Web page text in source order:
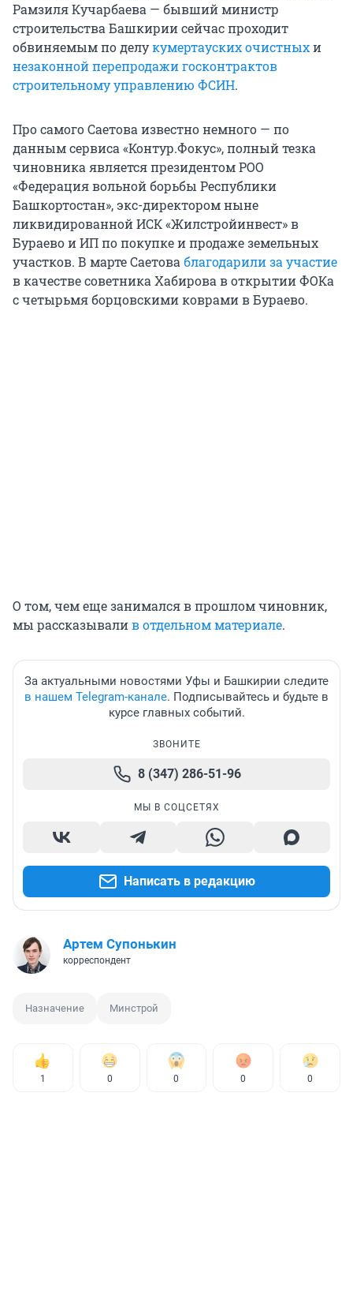
Рамзиля Кучарбаева — бывший министр
строительства Башкирии сейчас проходит
обвиняемым по делукумертауских очистныхи
незаконной перепродажи госконтрактов
строительному управлению ФСИН.
Про самого Саетова известно немного — по
данным сервиса «Контур.Фокус», полный тезка
чиновника является президентом РОО
«Федерация вольной борьбы Республики
Башкортостан», экс-директором ныне
ликвидированной ИСК «Жилстройинвест» в
Бураево и ИП по покупке и продаже земельных
участков. В марте Саетоваблагодарили за участие
в качестве советника Хабирова в открытии ФОКа
с четырьмя борцовскими коврами в Бураево.
О том, чем еще занимался в прошлом чиновник,
мы рассказывалив отдельном материале.
За актуальными новостями Уфы и Башкирии следите
в нашем Telegram-канале. Подписывайтесь и будьте в
курсе главных событий.
ЗВОНИТЕ
8 (347) 286-51-96
МЫ В СОЦСЕТЯХ
Написать в редакцию
Артем Супонькин
корреспондент
Назначение Минстрой
1 0 0 0 0